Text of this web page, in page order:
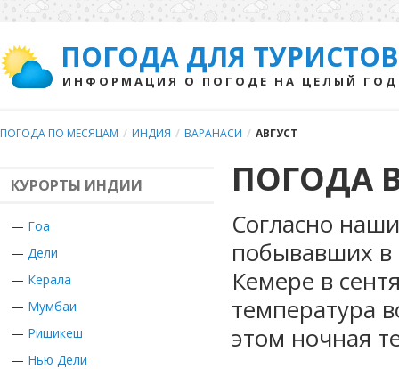
ПОГОДА ДЛЯ ТУРИСТОВ
ИНФОРМАЦИЯ О ПОГОДЕ НА ЦЕЛЫЙ ГОД
ПОГОДА ПО МЕСЯЦАМ / ИНДИЯ / ВАРАНАСИ / АВГУСТ
КУРОРТЫ ИНДИИ
— Гоа
— Дели
— Керала
— Мумбаи
— Ришикеш
— Нью Дели
ПОГОДА
Согласно
побывавших в
Кемере в
температура
этом ночная